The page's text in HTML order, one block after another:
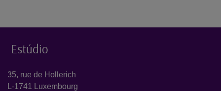
Estúdio
35, rue de Hollerich
L-1741 Luxembourg